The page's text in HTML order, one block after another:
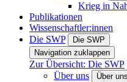
Krieg in
Publikationen
Wissenschaftler:innen
Die SWP
Die SWP
Navigation zuklappen
Zur Übersicht: Die SWP
Über uns
Über uns